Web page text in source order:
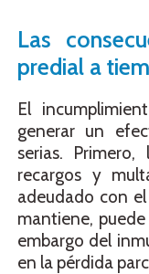
Las
predial a
El
generar un
serias.
recargos y
adeudado con
mantiene,
embargo del
en la pérdida